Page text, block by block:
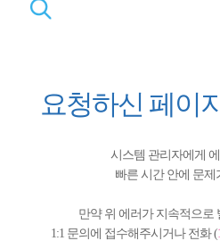
요청하신 페이
시스템 관리자에게
빠른 시간 안에 문
만약 위 에러가 지속적으로
1:1 문의에 접수해주시거나 전화 (